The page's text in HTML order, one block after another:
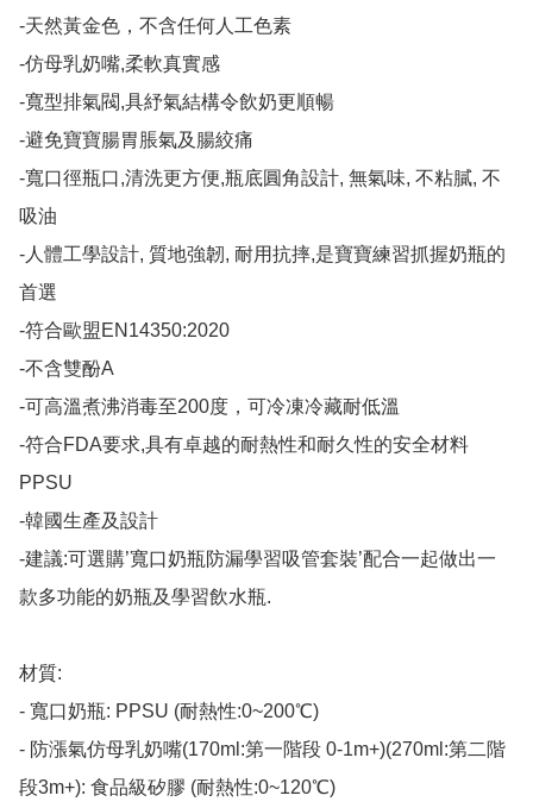
-天然黃金色，不含任何人工色素
-仿母乳奶嘴,柔軟真實感
-寬型排氣閥,具紓氣結構令飲奶更順暢
-避免寶寶腸胃脹氣及腸絞痛
-寬口徑瓶口,清洗更方便,瓶底圓角設計, 無氣味, 不粘膩, 不
吸油
-人體工學設計, 質地強韌, 耐用抗摔,是寶寶練習抓握奶瓶的
首選
-符合歐盟EN14350:2020
-不含雙酚A
-可高溫煮沸消毒至200度，可冷凍冷藏耐低溫
-符合FDA要求,具有卓越的耐熱性和耐久性的安全材料
PPSU
-韓國生產及設計
-建議:可選購’寬口奶瓶防漏學習吸管套裝’配合一起做出一
款多功能的奶瓶及學習飲水瓶.
材質:
- 寬口奶瓶: PPSU (耐熱性:0~200℃)
- 防漲氣仿母乳奶嘴(170ml:第一階段 0-1m+)(270ml:第二階
段3m+): 食品級矽膠 (耐熱性:0~120℃)